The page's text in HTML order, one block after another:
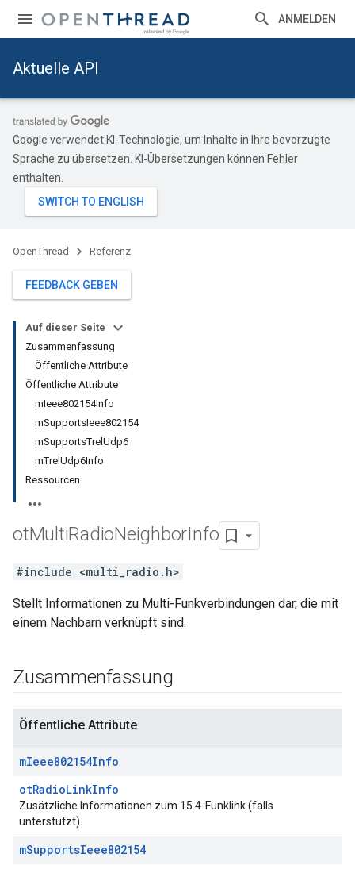
ANMELDEN
Aktuelle API
Google verwendet KI-Technologie, um Inhalte in Ihre bevorzugte
Sprache zu übersetzen. KI-Übersetzungen können Fehler
enthalten.
OpenThread Referenz
FEEDBACK GEBEN
Auf dieser Seite
Zusammenfassung
Öffentliche Attribute
Öffentliche Attribute
mIeee802154Info
mSupportsIeee802154
mSupportsTrelUdp6
mTrelUdp6Info
Ressourcen
otMultiRadioNeighborInfo
#include <multi_radio.h>
Stellt Informationen zu Multi-Funkverbindungen dar, die mit
einem Nachbarn verknüpft sind.
Zusammenfassung
Öffentliche Attribute
mIeee802154Info
otRadioLinkInfo
Zusätzliche Informationen zum 15.4-Funklink (falls
unterstützt).
mSupportsIeee802154